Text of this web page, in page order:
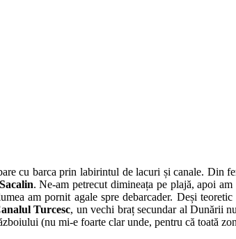
cu barca prin labirintul de lacuri și canale. Din
. Ne-am petrecut dimineața pe plajă, apoi
am pornit agale spre debarcader. Deși
Turcesc, un vechi braț secundar al Dunării
(nu mi-e foarte clar unde, pentru că toată